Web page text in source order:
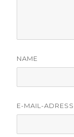
NAME
E-MAIL-